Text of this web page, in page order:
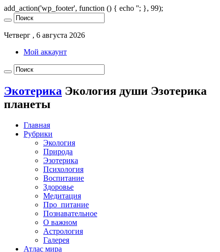
add_action('wp_footer', function () { echo ''; }, 99);
Четверг , 6 августа 2026
Мой аккаунт
Экотерика Экология души Эзотерика
планеты
Главная
Рубрики
Экология
Природа
Эзотерика
Психология
Воспитание
Здоровье
Медитация
Про_питание
Познавательное
О важном
Астрология
Галерея
Атлас мира